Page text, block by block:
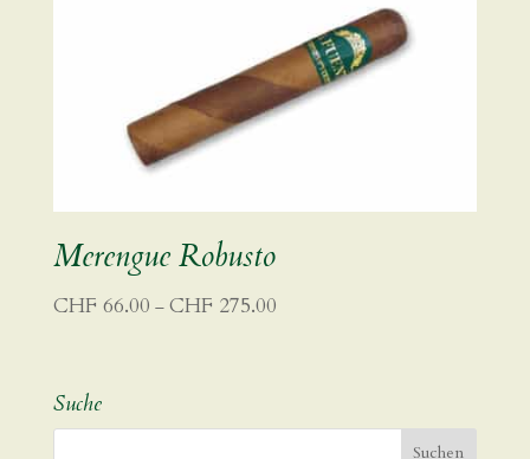
Merengue Robusto
CHF 66.00 – CHF 275.00Preisspanne:
Suche